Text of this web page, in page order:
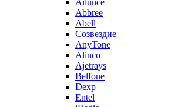
Ailunce
Abbree
Abell
Созвездие
AnyTone
Alinco
Ajetrays
Belfone
Dexp
Entel